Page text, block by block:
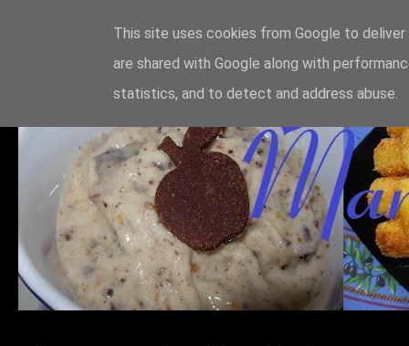
This site uses cookies from Google to
are shared with Google along with
statistics, and to detect and address abuse.